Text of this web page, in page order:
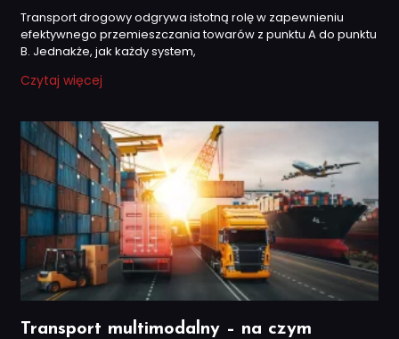
Transport drogowy odgrywa istotną rolę w zapewnieniu
efektywnego przemieszczania towarów z punktu A do punktu
B. Jednakże, jak każdy system,
Czytaj więcej
Transport multimodalny – na czym